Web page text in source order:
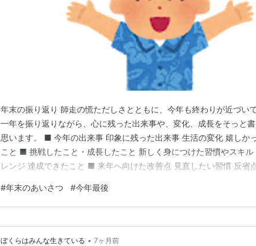
年末の振り返り 師走の慌ただしさとともに、今年も終わりが近づい
一年を振り返りながら、心に残った出来事や、変化、成長をそっと
思います。 ■ 今年の出来事 印象に残った出来事 生活の変化 嬉しか
こと ■ 挑戦したこと・成長したこと 新しく身につけた習慣やスキル
レンジ 達成できたこと ■ 来年へ向けた改善点 見直したい習慣 反省
標と、小さな目標 ゆるく続けたい習慣 慌ただしい一年の中でも、小
につながっていると感じます。…
#年末のあいさつ #今年最後
ぼくらはみんな生きている • 7ヶ月前